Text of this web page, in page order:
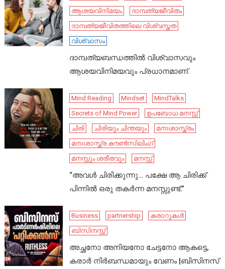
ആശയവിനിമയം
ദാമ്പത്യജീവിതം
ദാമ്പത്യജീവിതത്തിലെ വിശ്വസ്തത
വിശ്വാസം
ദാമ്പത്യബന്ധത്തിൽ വിശ്വാസവും
ആശയവിനിമയവും പ്രധാനമാണ്.
Mind Reading Mindset
MindTalks
Secrets of Mind Power
ഉപബോധ മനസ്സ്
ചിരി
ചിരിയും ചിന്തയും
മനഃശാസ്ത്രം
മനഃശാസ്ത്ര കൗൺസിലിംഗ്
മനസ്സും ശരീരവും
മനസ്സ്
“അവൾ ചിരിക്കുന്നു… പക്ഷേ ആ ചിരിക്ക്
പിന്നിൽ ഒരു തകർന്ന മനസ്സുണ്ട്.”
Business partnership
കരാറുകൾ
ബിസിനസ്സ്
അച്ഛനോ അനിയനോ ചേട്ടനോ ആകട്ടെ,
കരാർ നിർബന്ധമായും വേണം |ബിസിനസ്